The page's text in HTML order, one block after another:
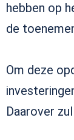
hebben op
de
Om deze
Daarover